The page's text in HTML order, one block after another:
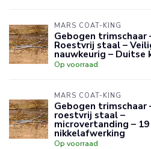
MARS COAT-KING
Gebogen trimschaar
Roestvrij staal –
nauwkeurig –
Op voorraad
MARS COAT-KING
Gebogen trimschaar
roestvrij staal –
microvertanding – 19
nikkelafwerking
Op voorraad